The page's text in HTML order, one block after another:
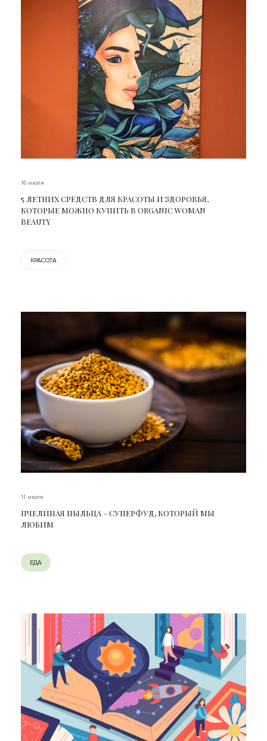
16 июля
5 ЛЕТНИХ СРЕДСТВ ДЛЯ КРАСОТЫ И ЗДОРОВЬЯ,
КОТОРЫЕ МОЖНО КУПИТЬ В ORGANIC WOMAN
BEAUTY
КРАСОТА
11 июля
ПЧЕЛИНАЯ ПЫЛЬЦА – СУПЕРФУД, КОТОРЫЙ МЫ
ЛЮБИМ
ЕДА